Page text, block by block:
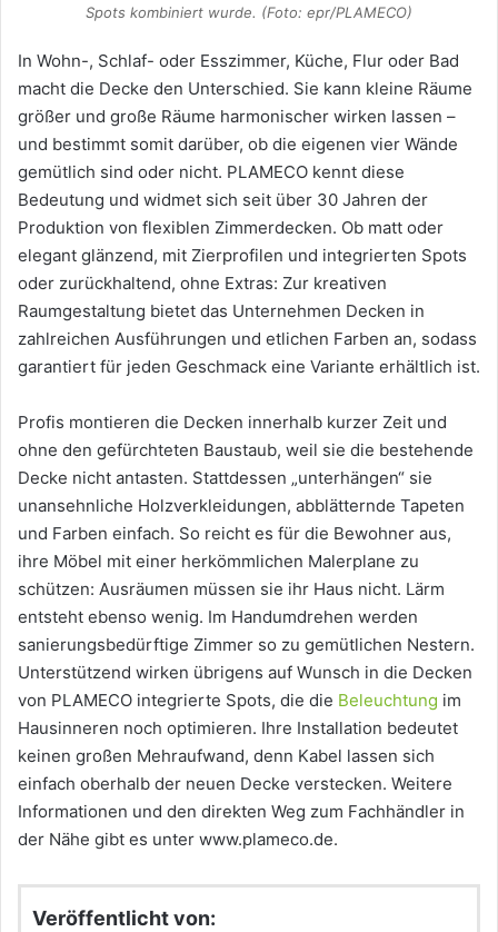
Spots kombiniert wurde. (Foto: epr/PLAMECO)
In Wohn-, Schlaf- oder Esszimmer, Küche, Flur oder Bad
macht die Decke den Unterschied. Sie kann kleine Räume
größer und große Räume harmonischer wirken lassen –
und bestimmt somit darüber, ob die eigenen vier Wände
gemütlich sind oder nicht. PLAMECO kennt diese
Bedeutung und widmet sich seit über 30 Jahren der
Produktion von flexiblen Zimmerdecken. Ob matt oder
elegant glänzend, mit Zierprofilen und integrierten Spots
oder zurückhaltend, ohne Extras: Zur kreativen
Raumgestaltung bietet das Unternehmen Decken in
zahlreichen Ausführungen und etlichen Farben an, sodass
garantiert für jeden Geschmack eine Variante erhältlich ist.
Profis montieren die Decken innerhalb kurzer Zeit und
ohne den gefürchteten Baustaub, weil sie die bestehende
Decke nicht antasten. Stattdessen „unterhängen“ sie
unansehnliche Holzverkleidungen, abblätternde Tapeten
und Farben einfach. So reicht es für die Bewohner aus,
ihre Möbel mit einer herkömmlichen Malerplane zu
schützen: Ausräumen müssen sie ihr Haus nicht. Lärm
entsteht ebenso wenig. Im Handumdrehen werden
sanierungsbedürftige Zimmer so zu gemütlichen Nestern.
Unterstützend wirken übrigens auf Wunsch in die Decken
von PLAMECO integrierte Spots, die die Beleuchtung im
Hausinneren noch optimieren. Ihre Installation bedeutet
keinen großen Mehraufwand, denn Kabel lassen sich
einfach oberhalb der neuen Decke verstecken. Weitere
Informationen und den direkten Weg zum Fachhändler in
der Nähe gibt es unter www.plameco.de.
Veröffentlicht von: